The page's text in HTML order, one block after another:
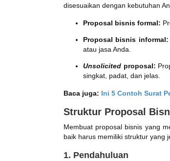
disesuaikan dengan kebutuhan
Proposal bisnis formal:
Proposal bisnis informal:
atau jasa Anda.
Unsolicited proposal:
singkat, padat, dan jelas.
Baca juga: Ini 5 Contoh Surat
Struktur Proposal
Membuat proposal bisnis yang
baik harus memiliki struktur yang
1. Pendahuluan